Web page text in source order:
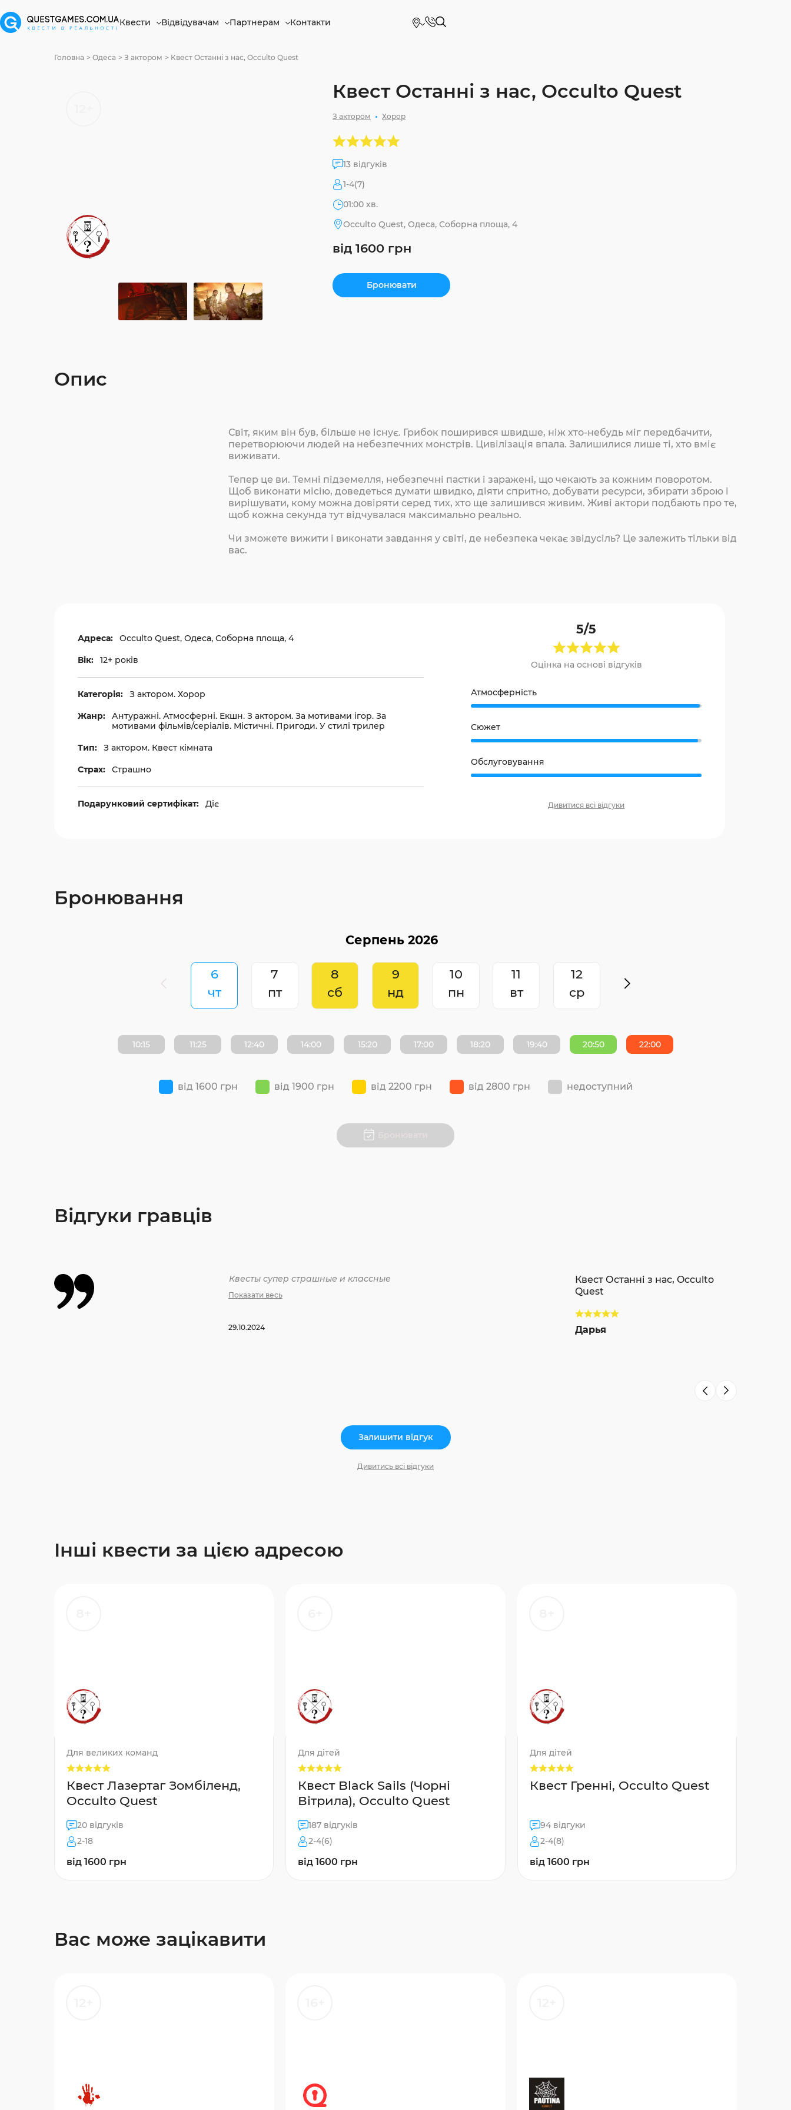
Квести Відвідувачам Партнерам Контакти
Головна Одеса З актором Квест Останні з нас, Occulto Quest
Квест Останні з нас, Occulto Quest
З актором Хорор
13 відгуків
1-4(7)
01:00 хв.
Occulto Quest, Одеса, Соборна площа, 4
від 1600 грн
Бронювати
Опис
Світ, яким він був, більше не існує. Грибок поширився швидше, ніж хто-небудь міг передбачити,
перетворюючи людей на небезпечних монстрів. Цивілізація впала. Залишилися лише ті, хто вміє
виживати.
Тепер це ви. Темні підземелля, небезпечні пастки і заражені, що чекають за кожним поворотом.
Щоб виконати місію, доведеться думати швидко, діяти спритно, добувати ресурси, збирати зброю і
вирішувати, кому можна довіряти серед тих, хто ще залишився живим. Живі актори подбають про те,
щоб кожна секунда тут відчувалася максимально реально.
Чи зможете вижити і виконати завдання у світі, де небезпека чекає звідусіль? Це залежить тільки від
вас.
Адреса: Occulto Quest, Одеса, Соборна площа, 4
Вік: 12+ років
Категорія: З актором. Хорор
Жанр:
Антуражні. Атмосферні. Екшн. З актором. За мотивами ігор. За
мотивами фільмів/серіалів. Містичні. Пригоди. У стилі трилер
Тип: З актором. Квест кімната
Страх: Страшно
Подарунковий сертифікат: Діє
5/5
Оцінка на основі відгуків
Атмосферність
Сюжет
Обслуговування
Дивитися всі відгуки
Бронювання
6
чт
7
пт
8
сб
9
нд
10
пн
11
вт
12
ср
10:15 11:25 12:40 14:00 15:20 17:00 18:20 19:40 20:50 22:00
від 1600 грн від 1900 грн від 2200 грн від 2800 грн недоступний
Відгуки гравців
Квесты супер страшные и классные
Показати весь
29.10.2024
Квест Останні з нас, Occulto
Quest
Дарья
Залишити відгук
Дивитись всі відгуки
Інші квести за цією адресою
Для великих команд
Квест Лазертаг Зомбіленд,
Occulto Quest
20 відгуків
2-18
від 1600 грн
Для дітей
Квест Black Sails (Чорні
Вітрила), Occulto Quest
187 відгуків
2-4(6)
від 1600 грн
Для дітей
Квест Гренні, Occulto Quest
94 відгуки
2-4(8)
від 1600 грн
Вас може зацікавити